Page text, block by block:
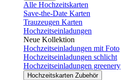
Alle Hochzeitskarten
Save-the-Date Karten
Trauzeugen Karten
Hochzeitseinladungen
Neue Kollektion
Hochzeitseinladungen mit Foto
Hochzeitseinladungen schlicht
Hochzeitseinladungen greenery
Hochzeitskarten Zubehör